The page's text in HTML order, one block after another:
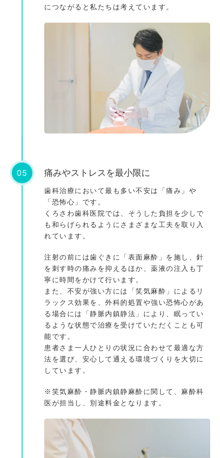
につながると私たちは考えています。
05 痛みやストレスを最小限に
歯科治療において最も多い不安は「痛み」や
「恐怖心」です。
くろさわ歯科医院では、そうした負担を少しで
も和らげられるようにさまざまな工夫を取り入
れています。
注射の前には歯ぐきに「表面麻酔」を施し、針
を刺す時の痛みを抑えるほか、薬液の注入も丁
寧に時間をかけて行います。
また、不安が強い方には「笑気麻酔」によるリ
ラックス効果を、外科的処置や強い恐怖心があ
る場合には「静脈内鎮静法」により、眠ってい
るような状態で治療を受けていただくことも可
能です。
患者さま一人ひとりの状況に合わせて最適な方
法を選び、安心して通える環境づくりを大切に
しています。
※笑気麻酔・静脈内鎮静麻酔に関して、麻酔科
医が担当し、別途料金となります。